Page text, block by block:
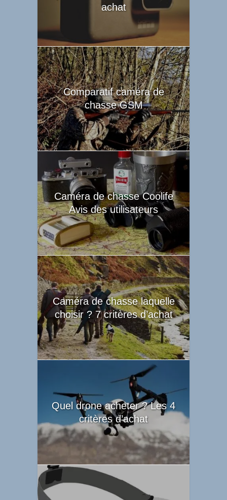
achat
Comparatif caméra de
chasse GSM
Caméra de chasse Coolife
Avis des utilisateurs
Caméra de chasse laquelle
choisir ? 7 critères d’achat
Quel drone acheter ? Les 4
critères d’achat